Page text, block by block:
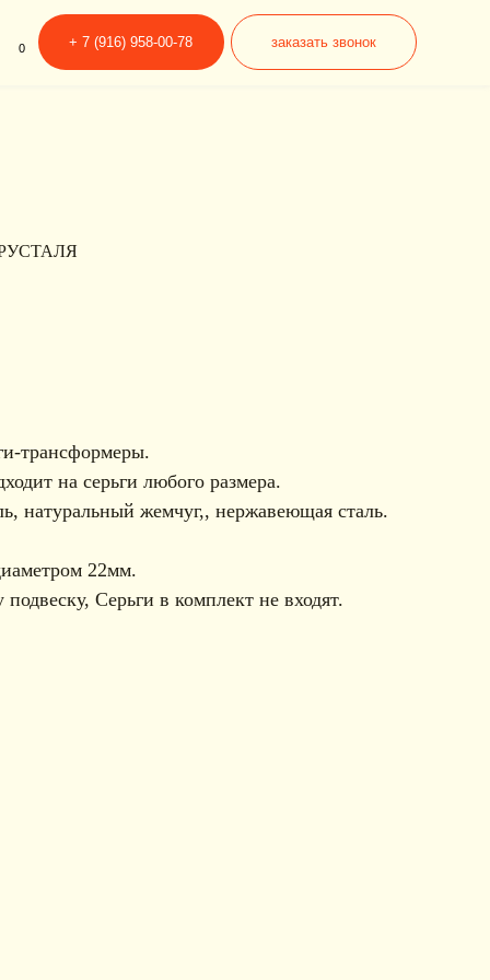
заказать звонок
958-00-78
трансформеры.
на серьги любого размера.
натуральный жемчуг,, нержавеющая сталь.
22мм.
Серьги в комплект не входят.